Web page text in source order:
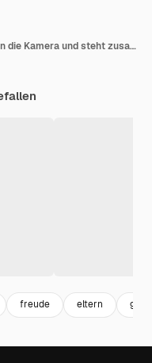
Junge glückliche Familie lächelt in die Kamera und steht zusammen
freude eltern